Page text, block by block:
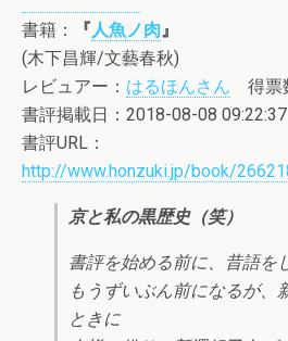
書籍： 『人魚ノ肉』
(木下昌輝/文藝春秋)
レビュアー： はるほんさん 得票
書評掲載日：2018-08-08 09:22:37
書評URL：
http://www.honzuki.jp/book/
京と私の黒歴史（笑）
書評を始める前に、昔語を
もうずいぶん前になるが、
ときに